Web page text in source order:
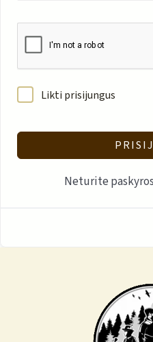
Likti prisijungus
Neturite